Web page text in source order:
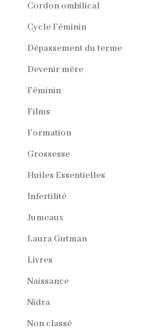
Cordon ombilical
Cycle Féminin
Dépassement du terme
Devenir mère
Féminin
Films
Formation
Grossesse
Huiles Essentielles
Infertilité
Jumeaux
Laura Gutman
Livres
Naissance
Nidra
Non classé